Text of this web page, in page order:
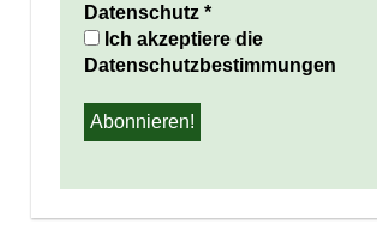
Datenschutz *
Ich akzeptiere die
Datenschutzbestimmungen